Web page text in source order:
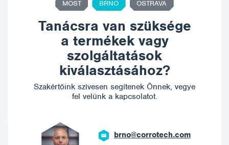
MOST BRNO OSTRAVA
Tanácsra van szüksége
a termékek vagy
szolgáltatások
kiválasztásához?
Szakértőink szívesen segítenek Önnek, vegye
fel velünk a kapcsolatot.
brno@corrotech.com